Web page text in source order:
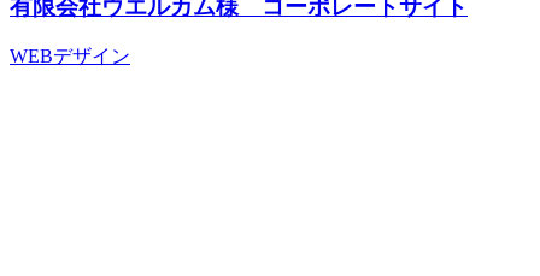
有限会社ウエルカム様 コーポレートサイト
WEBデザイン